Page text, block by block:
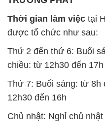
Thời gian làm việc tại
được tổ chức như sau:
Thứ 2 đến thứ 6: Buổi
chiều: từ 12h30 đến 17h
Thứ 7: Buổi sáng: từ 8h
12h30 đến 16h
Chủ nhật: Nghỉ chủ